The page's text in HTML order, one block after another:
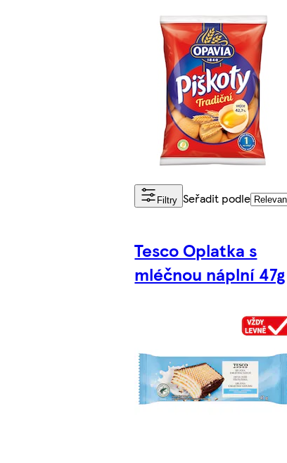
Filtry Seřadit podle
Tesco Oplatka s
mléčnou náplní 47g